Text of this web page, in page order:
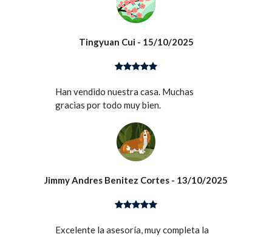
Tingyuan Cui - 15/10/2025
Han vendido nuestra casa. Muchas
gracias por todo muy bien.
Jimmy Andres Benitez Cortes - 13/10/2025
Excelente la asesoría, muy completa la